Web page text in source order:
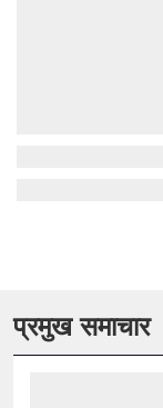
प्रमुख समाचार